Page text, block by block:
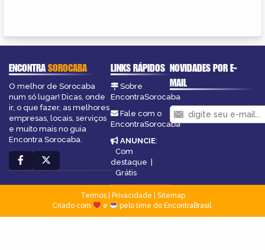
ENCONTRASOROCABA
O melhor de Sorocaba
num só lugar! Dicas, onde
ir, o que fazer, as melhores
empresas, locais, serviços
e muito mais no guia
Encontra Sorocaba.
LINKS RÁPIDOS
Sobre
EncontraSorocaba
Fale com o
EncontraSorocaba
ANUNCIE:
Com
destaque |
Grátis
NOVIDADES POR E-
MAIL
Termos| Privacidade
Sitemap
Criado com
e pelo time do EncontraBrasil